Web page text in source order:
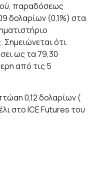
παραδόσεως
δολαρίων (0,1%) στα
ότι
ως τα 79,30
από τις 5
0,12 δολαρίων (
στο ICE Futures του